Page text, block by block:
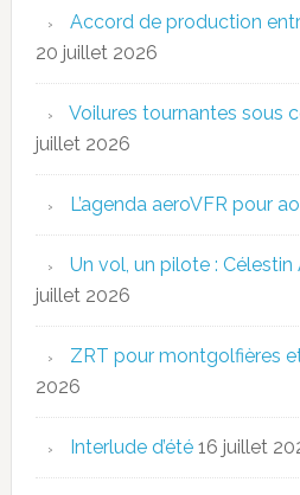
Accord de production
20 juillet 2026
Voilures tournantes sous
juillet 2026
L’agenda aeroVFR pour
Un vol, un pilote :
juillet 2026
ZRT pour montgolfières
2026
Interlude d’été 16 juillet